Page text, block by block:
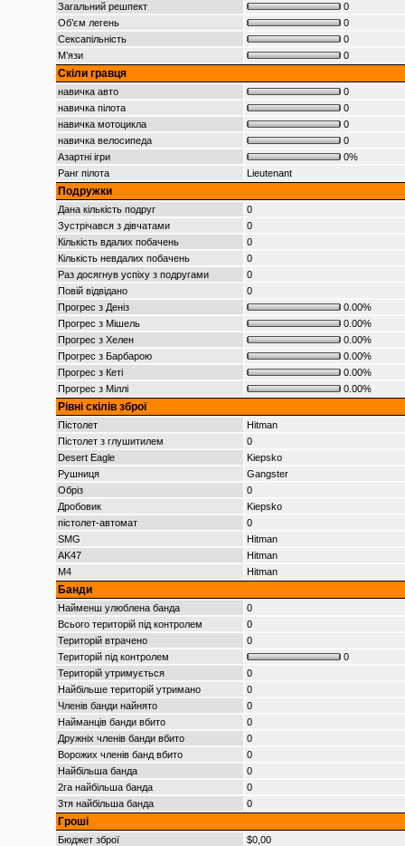
Загальний решпект
0
Об’єм легень
0
Сексапільність
0
М’язи
0
Скіли гравця
навичка авто
0
навичка пілота
0
навичка мотоцикла
0
навичка велосипеда
0
Азартні ігри
0%
Ранг пілота
Lieutenant
Подружки
Дана кількість подруг
0
Зустрічався з дівчатами
0
Кількість вдалих побачень
0
Кількість невдалих побачень
0
Раз досягнув успіху з подругами
0
Повій відвідано
0
Прогрес з Деніз
0.00%
Прогрес з Мішель
0.00%
Прогрес з Хелен
0.00%
Прогрес з Барбарою
0.00%
Прогрес з Кеті
0.00%
Прогрес з Міллі
0.00%
Рівні скілів зброї
Пістолет
Hitman
Пістолет з глушитилем
0
Desert Eagle
Kiepsko
Рушниця
Gangster
Обріз
0
Дробовик
Kiepsko
пістолет-автомат
0
SMG
Hitman
AK47
Hitman
M4
Hitman
Банди
Найменш улюблена банда
0
Всього територій під контролем
0
Територій втрачено
0
Територій під контролем
0
Територій утримується
0
Найбільше територій утримано
0
Членів банди найнято
0
Найманців банди вбито
0
Дружніх членів банди вбито
0
Ворожих членів банд вбито
0
Найбільша банда
0
2га найбільша банда
0
3тя найбільша банда
0
Гроші
Бюджет зброї
$0,00